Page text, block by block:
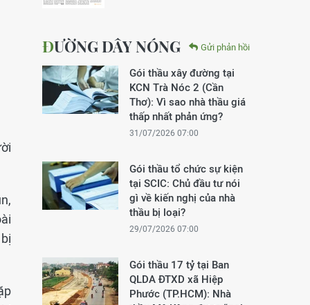
ĐƯỜNG DÂY NÓNG Gửi phản hồi
Gói thầu xây đường tại
KCN Trà Nóc 2 (Cần
Thơ): Vì sao nhà thầu giá
thấp nhất phản ứng?
31/07/2026 07:00
Gói thầu tổ chức sự kiện
tại SCIC: Chủ đầu tư nói
gì về kiến nghị của nhà
thầu bị loại?
29/07/2026 07:00
Gói thầu 17 tỷ tại Ban
QLDA ĐTXD xã Hiệp
Phước (TP.HCM): Nhà